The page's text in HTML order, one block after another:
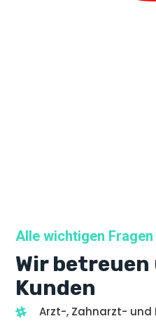
Alle wichtigen
Wir betreuen
Kunden
Arzt-, Zahnarzt- und